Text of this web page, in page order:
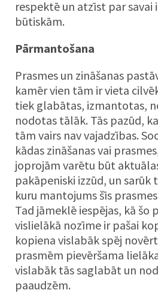
respektē un atzīst par
būtiskām.
Pārmantošana
Prasmes un zināšanas
kamēr vien tām ir vieta
tiek glabātas, izmantotas,
nodotas tālāk. Tās pazūd,
tām vairs nav vajadzības.
kādas zināšanas vai
joprojām varētu būt
pakāpeniski izzūd, un sarūk
kuru mantojums šīs
Tad jāmeklē iespējas, kā šo
vislielākā nozīme ir pašai
kopiena vislabāk spēj
prasmēm pievēršama
vislabāk tās saglabāt un
paaudzēm.